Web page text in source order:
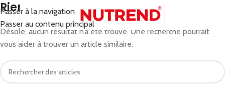
Passer à la navigation
Passer au contenu principal
MENU
Rien trouvé
Désolé, aucun résultat n’a été trouvé. Une recherche pourrait
vous aider à trouver un article similaire.